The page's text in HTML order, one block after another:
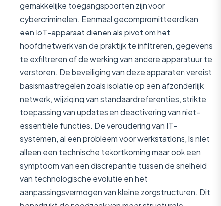
gemakkelijke toegangspoorten zijn voor
cybercriminelen. Eenmaal gecompromitteerd kan
een IoT-apparaat dienen als pivot om het
hoofdnetwerk van de praktijk te infiltreren, gegevens
te exfiltreren of de werking van andere apparatuur te
verstoren. De beveiliging van deze apparaten vereist
basismaatregelen zoals isolatie op een afzonderlijk
netwerk, wijziging van standaardreferenties, strikte
toepassing van updates en deactivering van niet-
essentiële functies. De veroudering van IT-
systemen, al een probleem voor werkstations, is niet
alleen een technische tekortkoming maar ook een
symptoom van een discrepantie tussen de snelheid
van technologische evolutie en het
aanpassingsvermogen van kleine zorgstructuren. Dit